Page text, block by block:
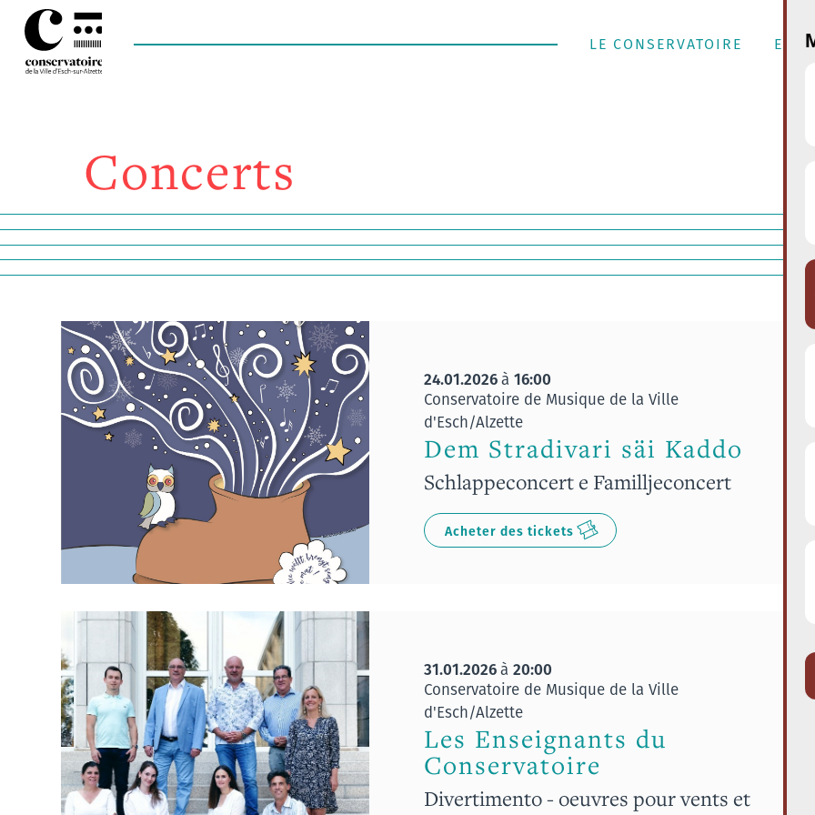
LE CONSERVATOIRE
Concerts
24.01.2026à 16:00
Conservatoire de Musique de la Ville
d'Esch/Alzette
Dem Stradivari säi Kaddo
Schlappeconcert e Familljeconcert
Acheter des tickets
31.01.2026à 20:00
Conservatoire de Musique de la Ville
d'Esch/Alzette
Les Enseignants du
Conservatoire
Divertimento - oeuvres pour vents et